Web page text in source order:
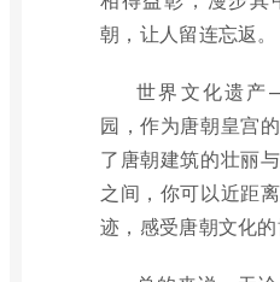
朝，让人留连忘返。
世界文化遗
园，作为唐朝皇宫
了唐朝建筑的壮丽
之间，你可以近距
迹，感受唐朝文化的